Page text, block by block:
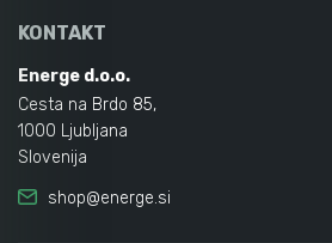
KONTAKT
Energe d.o.o.
Cesta na Brdo 85,
1000 Ljubljana
Slovenija
shop@energe.si